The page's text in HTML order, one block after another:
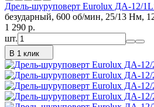
Дрель-шуруповерт Eurolux ДА-12/
безударный, 600 об/мин, 25/13 Нм,
1 290 p.
шт.
В 1 клик